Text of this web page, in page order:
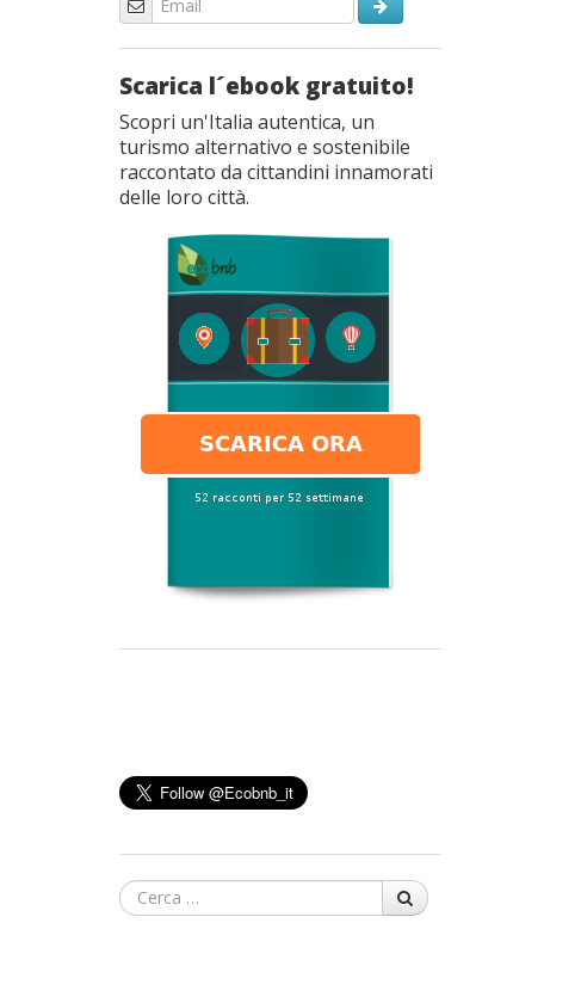
Scarica l´ebook gratuito!
Scopri un'Italia autentica, un
turismo alternativo e sostenibile
raccontato da cittandini innamorati
delle loro città.
Cerca